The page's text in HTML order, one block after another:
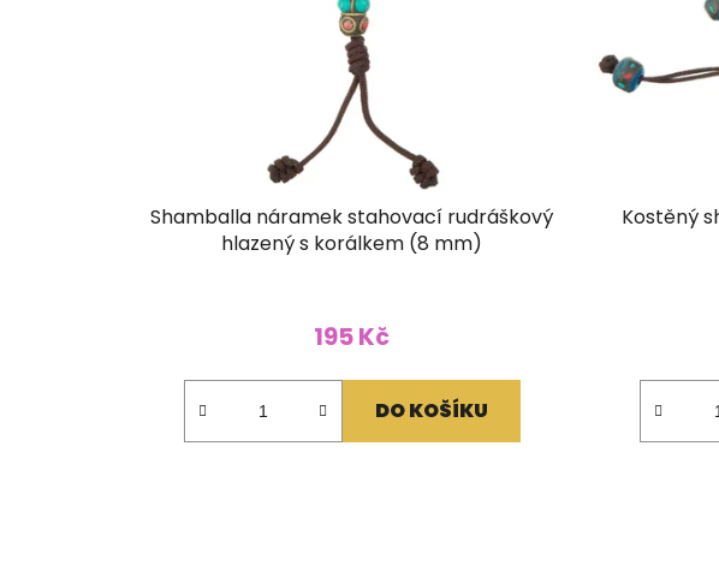
Shamballa náramek stahovací rudráškový
hlazený s korálkem (8 mm)
195 Kč
DO KOŠÍKU
Kostěný